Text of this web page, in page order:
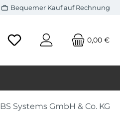
Bequemer Kauf auf Rechnung
0,00 €
BS Systems GmbH & Co. KG